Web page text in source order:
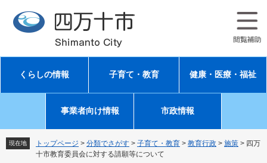
先
す
を
し
文
くらしの情報 子育て・教育 健康・医療・福祉
事業者向け情報 市政情報
現在地 トップページ > 分類でさがす > 子育て・教育 > 教育行政 > 施策 > 四万
十市教育委員会に対する請願等について